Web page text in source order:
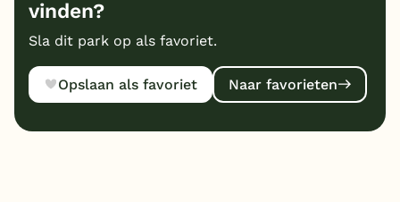
vinden?
Sla dit park op als favoriet.
Opslaan als favoriet Naar favorieten